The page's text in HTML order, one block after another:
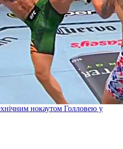
нокаутом Голловею у